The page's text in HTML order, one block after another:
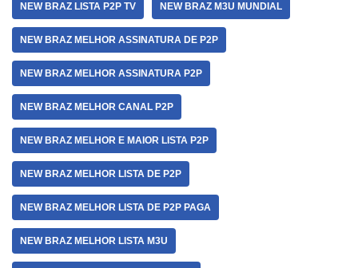
NEW BRAZ LISTA P2P TV NEW BRAZ M3U MUNDIAL
NEW BRAZ MELHOR ASSINATURA DE P2P
NEW BRAZ MELHOR ASSINATURA P2P
NEW BRAZ MELHOR CANAL P2P
NEW BRAZ MELHOR E MAIOR LISTA P2P
NEW BRAZ MELHOR LISTA DE P2P
NEW BRAZ MELHOR LISTA DE P2P PAGA
NEW BRAZ MELHOR LISTA M3U